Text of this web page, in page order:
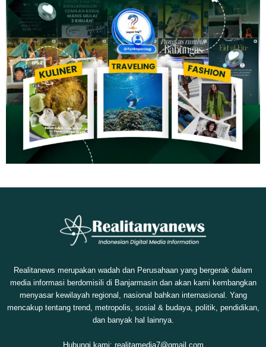
Realitanews merupakan wadah dan Perusahaan yang bergerak dalam
media informasi berdomisili di Banjarmasin dan akan kami kembangkan
menyasar kewilayah regional, nasional bahkan internasional. Yang
mencakup tentang trend, metropolis, sosial & budaya, politik, pendidikan,
dan banyak hal lainnya.
Hubungi kami: realitamedia7@gmail.com